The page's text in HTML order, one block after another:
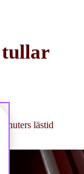
tullar
lästid